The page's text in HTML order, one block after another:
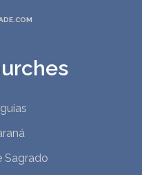
Sagrado